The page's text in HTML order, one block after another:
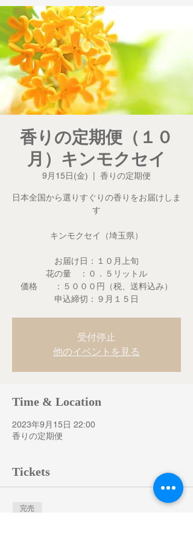
香りの定期便（１０
月）キンモクセイ
9月15日(金) 香りの定期便
日本全国から選りすぐりの香りをお届けしま
す
キンモクセイ（埼玉県）
お届け日：１０月上旬
花の量 ：０．５リットル
価格 ：５０００円（税、送料込み）
申込締切：９月１５日
受付停止
他のイベントを見る
Time & Location
2023年9月15日 22:00
香りの定期便
Tickets
完売